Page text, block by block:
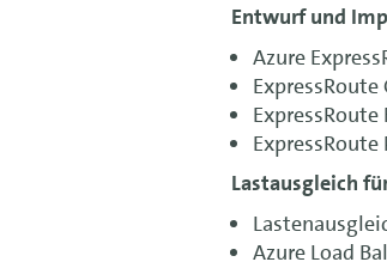
Entwurf und
Azure
ExpressRoute
ExpressRoute
Lastausgleich
Azure Load